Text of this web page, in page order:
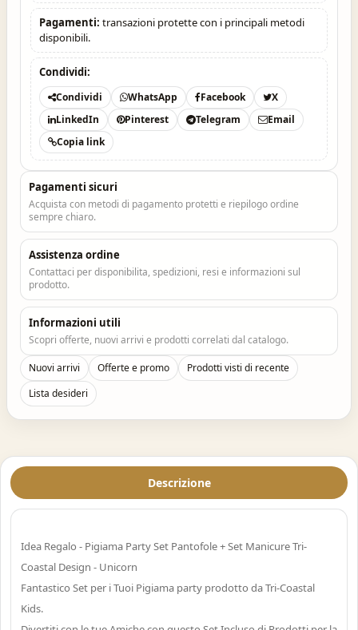
Pagamenti: transazioni protette con i principali metodi
disponibili.
Condividi:
Condividi WhatsApp Facebook
X
LinkedIn
Pinterest Telegram
Email
Copia link
Pagamenti sicuri
Acquista con metodi di pagamento protetti e riepilogo ordine
sempre chiaro.
Assistenza ordine
Contattaci per disponibilita, spedizioni, resi e informazioni sul
prodotto.
Informazioni utili
Scopri offerte, nuovi arrivi e prodotti correlati dal catalogo.
Nuovi arrivi Offerte e promo
Prodotti visti di recente
Lista desideri
Descrizione
Idea Regalo - Pigiama Party Set Pantofole + Set Manicure Tri-
Coastal Design - Unicorn
Fantastico Set per i Tuoi Pigiama party prodotto da Tri-Coastal
Kids.